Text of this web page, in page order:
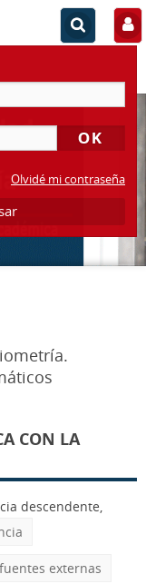
Olvidé mi contraseña
CON LA
descendente,
externas